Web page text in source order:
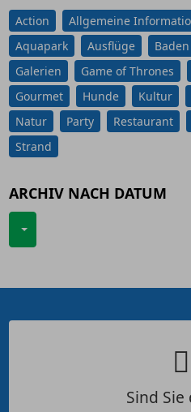
Action Allgemeine
Aquapark
Ausflüge Baden
Galerien
Game of Thrones
Gourmet
Hunde Kultur
Natur
Party Restaurant
Strand
ARCHIV NACH DATUM
Sind Sie